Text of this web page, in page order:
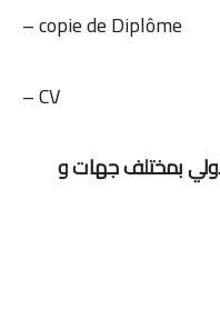
– copie de Diplôme
– CV
بمختلف جهات و